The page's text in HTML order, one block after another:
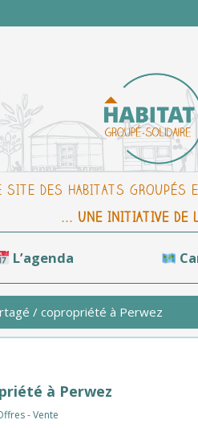
SITE DES HABITATS GROUPÉS
... UNE INITIATIVE DE
L’agenda
/ copropriété à Perwez
à Perwez
- Vente